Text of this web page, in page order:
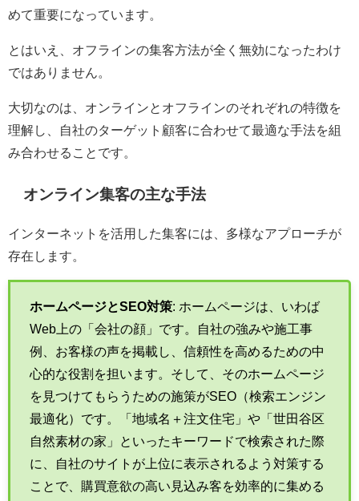
めて重要になっています。
とはいえ、オフラインの集客方法が全く無効になったわけ
ではありません。
大切なのは、オンラインとオフラインのそれぞれの特徴を
理解し、自社のターゲット顧客に合わせて最適な手法を組
み合わせることです。
オンライン集客の主な手法
インターネットを活用した集客には、多様なアプローチが
存在します。
ホームページとSEO対策: ホームページは、いわば
Web上の「会社の顔」です。自社の強みや施工事
例、お客様の声を掲載し、信頼性を高めるための中
心的な役割を担います。そして、そのホームページ
を見つけてもらうための施策がSEO（検索エンジン
最適化）です。「地域名＋注文住宅」や「世田谷区
自然素材の家」といったキーワードで検索された際
に、自社のサイトが上位に表示されるよう対策する
ことで、購買意欲の高い見込み客を効率的に集める